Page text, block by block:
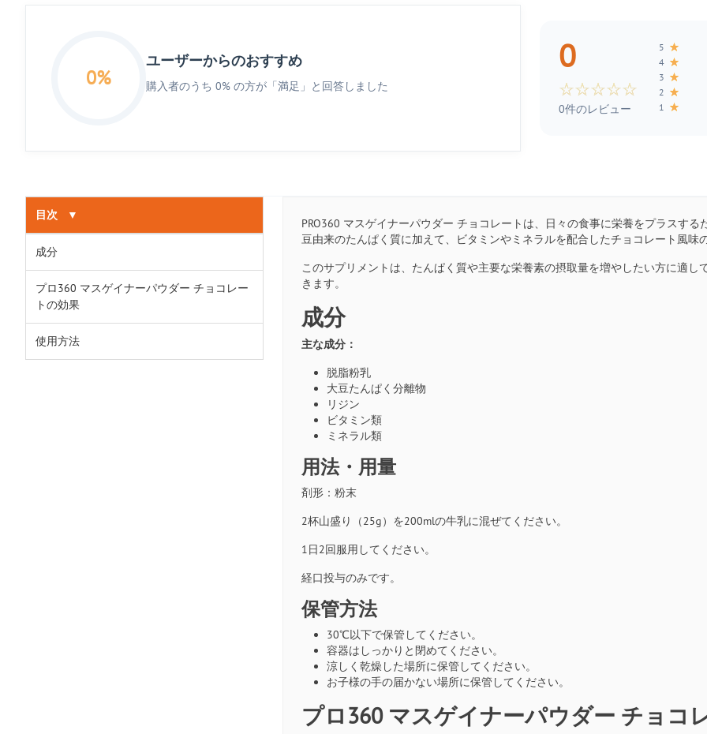
0%
ユーザーからのおすすめ
購入者のうち 0% の方が「満足」と回答しました
0
☆☆☆☆☆
0件のレビュー
5 ★
4 ★
3 ★
2 ★
1
★
目次 ▼
成分
プロ360 マスゲイナーパウダー チョコレー
トの効果
使用方法
PRO360 マスゲイナーパウダー チョコレートは、日々の食事に栄養をプラスす
豆由来のたんぱく質に加えて、ビタミンやミネラルを配合したチョコレート風味
このサプリメントは、たんぱく質や主要な栄養素の摂取量を増やしたい方に適
きます。
成分
主な成分：
脱脂粉乳
大豆たんぱく分離物
リジン
ビタミン類
ミネラル類
用法・用量
剤形：粉末
2杯山盛り（25g）を200mlの牛乳に混ぜてください。
1日2回服用してください。
経口投与のみです。
保管方法
30℃以下で保管してください。
容器はしっかりと閉めてください。
涼しく乾燥した場所に保管してください。
お子様の手の届かない場所に保管してください。
プロ360 マスゲイナーパウダー チョコ